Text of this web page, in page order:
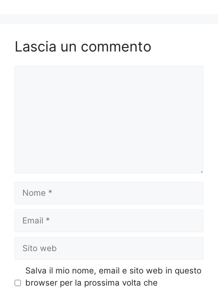
Lascia un commento
web
Salva il mio nome, email e sito web in questo
browser per la prossima volta che